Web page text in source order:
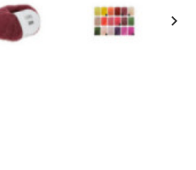
keyboard_arrow_right